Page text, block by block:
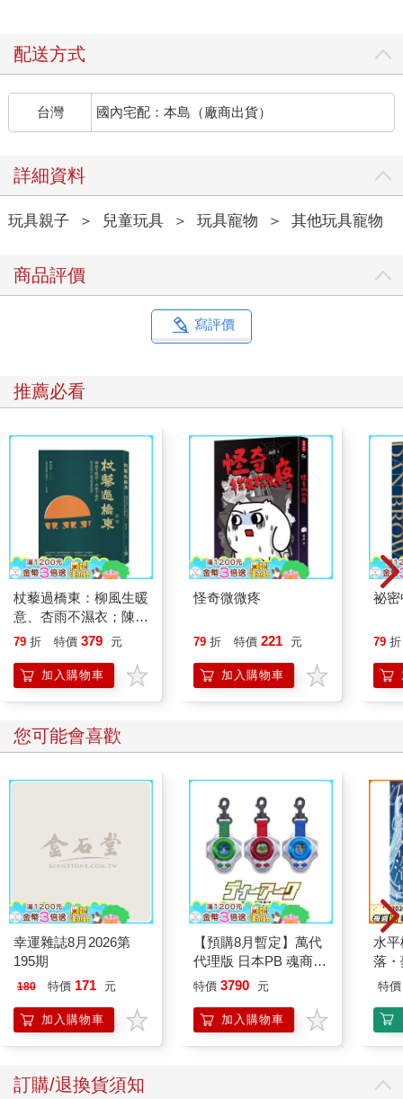
配送方式
台灣 國內宅配：本島（廠商出貨）
詳細資料
玩具親子 ＞ 兒童玩具 ＞ 玩具寵物 ＞ 其他玩具寵物
商品評價
寫評價
推薦必看
杖藜過橋東：柳風生暖
意、杏雨不濕衣；陳亮
恭談以心轉境的適齡漫
79 折 特價 379 元
加入購物車
怪奇微微疼
79 折 特價 221 元
加入購物車
祕
79 折
您可能會喜歡
幸運雜誌8月2026第
195期
180 特價 171 元
加入購物車
【預購8月暫定】萬代
代理版 日本PB 魂商店
限定 數碼寶貝 D-ARK
特價 3790 元
加入購物車
水
落
特價
訂購/退換貨須知